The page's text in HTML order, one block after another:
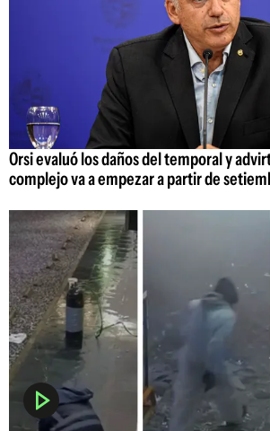
Orsi evaluó los daños del temporal y
complejo va a empezar a partir de